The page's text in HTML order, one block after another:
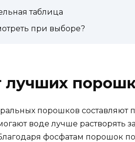
таблица
при выборе?
лучших
порошков составляют
воде лучше растворять
фосфатам порошок